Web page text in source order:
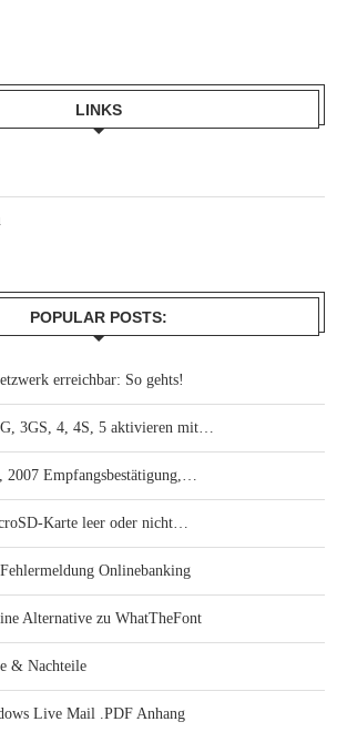
LINKS
POPULAR POSTS:
erreichbar: So gehts!
3GS, 4, 4S, 5 aktivieren mit…
2007 Empfangsbestätigung,…
Karte leer oder nicht…
Onlinebanking
Alternative zu WhatTheFont
& Nachteile
Live Mail .PDF Anhang